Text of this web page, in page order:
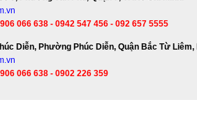
066 638 - 0942 547 456 - 092 657 5555
Diễn, Phường Phúc Diễn, Quận Bắc Từ Liêm,
066 638 - 0902 226 359